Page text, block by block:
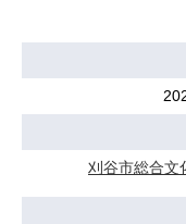
刈谷市総合文